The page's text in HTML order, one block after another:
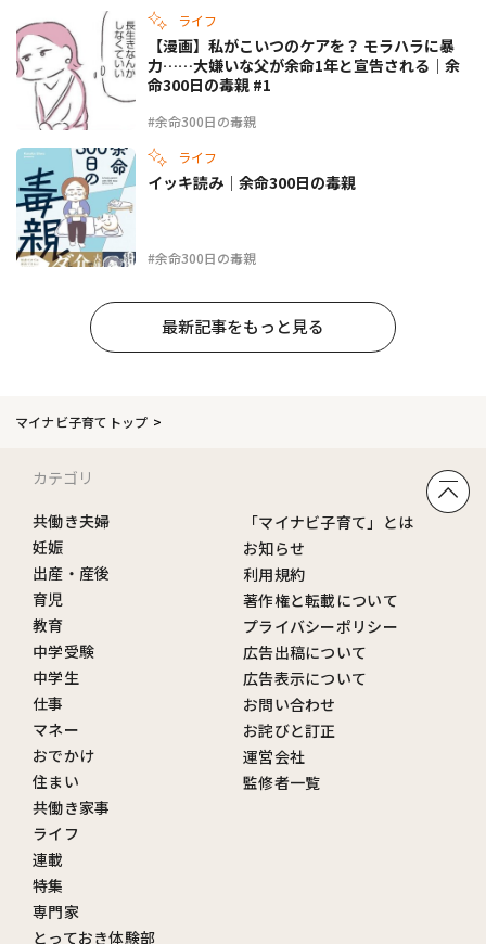
ライフ
#余命300日の毒親
【漫画】私がこいつのケアを？ モラハラに暴
力……大嫌いな父が余命1年と宣告される｜余
命300日の毒親 #1
ライフ
#余命300日の毒親
イッキ読み｜余命300日の毒親
最新記事をもっと見る
マイナビ子育てトップ
カテゴリ
共働き夫婦
妊娠
出産・産後
育児
教育
中学受験
中学生
仕事
マネー
おでかけ
住まい
共働き家事
ライフ
連載
特集
専門家
とっておき体験部
「マイナビ子育て」とは
お知らせ
利用規約
著作権と転載について
プライバシーポリシー
広告出稿について
広告表示について
お問い合わせ
お詫びと訂正
運営会社
監修者一覧